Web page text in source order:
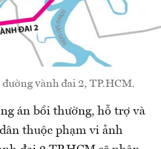
đường vành đai 2, TP.HCM.
án bồi thường, hỗ trợ và
thuộc phạm vi ảnh